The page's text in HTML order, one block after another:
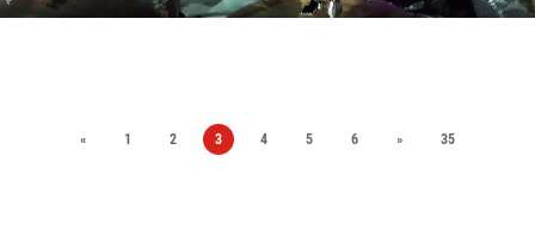
« 1 2 3 4 5 6 » 35